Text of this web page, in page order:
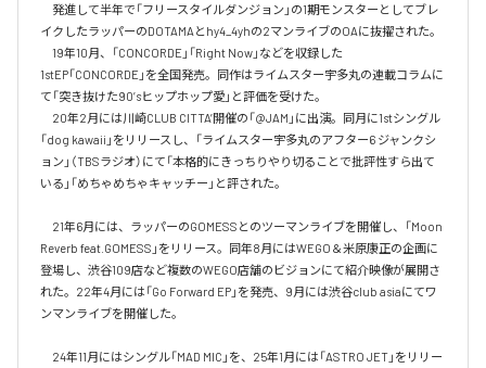
発進して半年で「フリースタイルダンジョン」の1期モンスターとしてブレ
イクしたラッパーのDOTAMAとhy4_4yhの2マンライブのOAに抜擢された。
19年10月、「CONCORDE」「Right Now」などを収録した
1stEP「CONCORDE」を全国発売。同作はライムスター宇多丸の連載コラムに
て「突き抜けた90’sヒップホップ愛」と評価を受けた。
20年2月には川崎CLUB CITTA’開催の「@JAM」に出演。同月に1stシングル
「dog kawaii」をリリースし、「ライムスター宇多丸のアフター6 ジャンクシ
ョン」（TBSラジオ）にて「本格的にきっちりやり切ることで批評性すら出て
いる」「めちゃめちゃキャッチー」と評された。
21年6月には、ラッパーのGOMESSとのツーマンライブを開催し、「Moon
Reverb feat.GOMESS」をリリース。同年8月にはWEGO＆米原康正の企画に
登場し、渋谷109店など複数のWEGO店舗のビジョンにて紹介映像が展開さ
れた。22年4月には「Go Forward EP」を発売、9月には渋谷club asiaにてワ
ンマンライブを開催した。
24年11月にはシングル「MAD MIC」を、25年1月には「ASTRO JET」をリリー